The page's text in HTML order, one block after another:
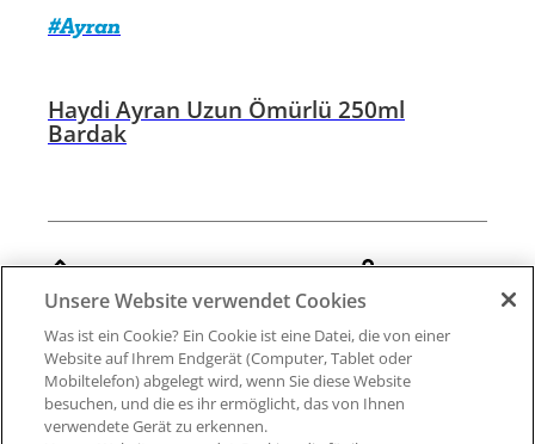
#Ayran
Haydi Ayran Uzun Ömürlü 250ml
Bardak
Unsere Website verwendet Cookies
Was ist ein Cookie? Ein Cookie ist eine Datei, die von einer
Website auf Ihrem Endgerät (Computer, Tablet oder
Mobiltelefon) abgelegt wird, wenn Sie diese Website
besuchen, und die es ihr ermöglicht, das von Ihnen
verwendete Gerät zu erkennen.